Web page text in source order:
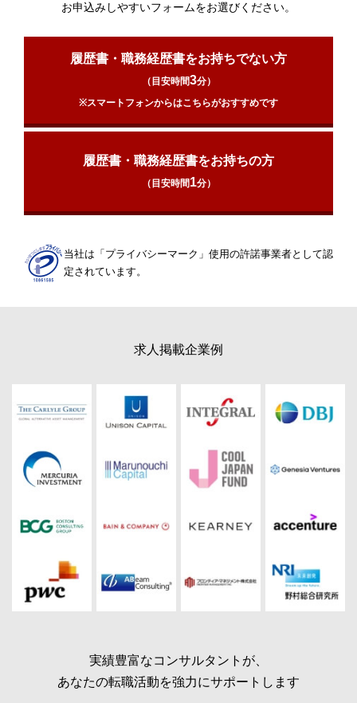
求人掲載企業例
実績豊富なコンサルタントが、
あなたの転職活動を強力にサポートします
お申込みしやすいフォームをお選びください。
履歴書・職務経歴書をお持ちでない方
（目安時間3分）
※スマートフォンからはこちらがおすすめです
履歴書・職務経歴書をお持ちの方
（目安時間1分）
当社は「プライバシーマーク」使用の許諾事業者として認
定されています。